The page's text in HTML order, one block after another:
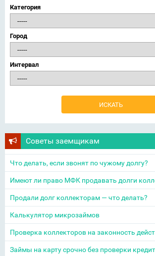
Категория
Город
Интервал
Советы заемщикам
Что делать, если звонят по чужому долгу?
Имеют ли право МФК продавать долги
Продали долг коллекторам — что делать?
Калькулятор микрозаймов
Проверка коллекторов на законность
Займы на карту срочно без проверки